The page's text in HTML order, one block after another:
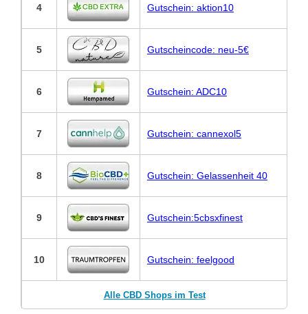
4 Gutschein: aktion10
5 Gutscheincode: neu-5€
6 Gutschein: ADC10
7 Gutschein: cannexol5
8 Gutschein: Gelassenheit 40
9 Gutschein:5cbsxfinest
10 Gutschein: feelgood
Alle CBD Shops im Test